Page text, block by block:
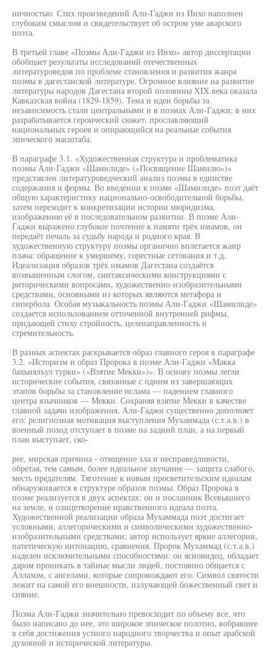
ничностью. Стих произведений Али-Гаджи из Инхо наполнен
глубоким смыслом и свидетельствует об остром уме аварского
поэта.
В третьей главе «Поэмы Али-Гаджи из Инхо» автор диссертации
обобщает результаты исследований отечественных
литературоведов по проблеме становления и развития жанра
поэмы в дагестанской литературе. Огромное влияние на развитие
литературы народов Дагестана второй половины XIX века оказала
Кавказская война (1829-1859). Тема и идеи борьбы за
независимость стали центральными и в поэмах Али-Гаджи; в них
разрабатывается героический сюжет, прославляющий
национальных героев и опирающийся на реальные события
эпического масштаба.
В параграфе 3.1. «Художественная структура и проблематика
поэмы Али-Гаджи «Шамилиде» («Посвящение Шамилю»)»
представлен литературоведческий анализ поэмы в единстве
содержания и формы. Во введении к поэме «Шамилиде» поэт даёт
общую характеристику национально-освободительной борьбы,
затем переходит к конкретизации истории мюридизма,
изображению её в последовательном развитии. В поэме Али-
Гаджи выражено глубокое почтение к памяти трёх имамов, он
передаёт печаль за судьбу народа и родного края. В
художественную структуру поэмы органично вплетается жанр
плача: обращение к умершему, горестные сетования и т.д.
Идеализация образов трёх имамов Дагестана создаётся
возвышенным слогом, синтаксическими конструкциями с
риторическими вопросами, художественно-изобразительными
средствами, основными из которых являются метафора и
гипербола. Особая музыкальность поэмы Али-Гаджи «Шамилиде»
создается использованием отточенной внутренней рифмы,
придающей стиху стройность, целенаправленность и
стремительность.
В разных аспектах раскрывается образ главного героя в параграфе
3.2. «Историзм и образ Пророка в поэме Али-Гаджи «Макка
бахъиялъул турки» («Взятие Мекки»)». В основу поэмы легли
исторические события, связанные с одним из завершающих
этапов борьбы за становление ислама — падением главного
центра язычников — Мекки. Сохраняя взятие Мекки в качестве
главной задачи изображения, Али-Гаджи существенно дополняет
его: религиозная мотивация выступления Мухаммада (с.т.а.в.) в
военный поход отступает в поэме на задний план, а на первый
план выступает, ско-
рее, мирская причина - отмщение зла и несправедливости,
обретая, тем самым, более идеальное звучание — защита слабого,
месть предателям. Тяготение к новым просветительским идеалам
обнаруживается в структуре образов поэмы. Образ Пророка в
поэме реализуется в двух аспектах: он и посланник Всевышнего
на земле, и олицетворение нравственного идеала поэта.
Художественной реализации образа Мухаммада поэт достигает
условными, аллегорическими и символическими художественно-
изобразительными средствами; автор использует яркие аллегории,
патетическую интонацию, сравнения. Пророк Мухаммад (с.т.а.в.)
наделен исключительными способностями: он ясновидец, обладает
даром проникать в тайные мысли людей, постоянно общается с
Аллахом, с ангелами, которые сопровождают его. Символ святости
лежит на самой его внешности, излучающей божественный свет и
сияние.
Поэма Али-Гаджи значительно превосходит по объему все, что
было написано до нее, это широкое эпическое полотно, вобравшее
в себя достижения устного народного творчества и опыт арабской
духовной и исторической литературы.